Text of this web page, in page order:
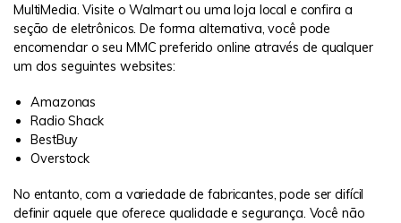
MultiMedia. Visite o Walmart ou uma loja local e confira a
seção de eletrônicos. De forma alternativa, você pode
encomendar o seu MMC preferido online através de qualquer
um dos seguintes websites:
Amazonas
Radio Shack
BestBuy
Overstock
No entanto, com a variedade de fabricantes, pode ser difícil
definir aquele que oferece qualidade e segurança. Você não